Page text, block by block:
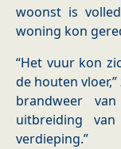
woonst is
woning kon
“Het vuur kon
de houten
brandweer
uitbreiding
verdieping.”